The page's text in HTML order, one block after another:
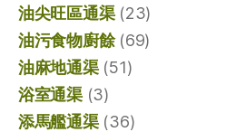
油尖旺區通渠(23)
油污食物廚餘(69)
油麻地通渠(51)
浴室通渠(3)
添馬艦通渠(36)